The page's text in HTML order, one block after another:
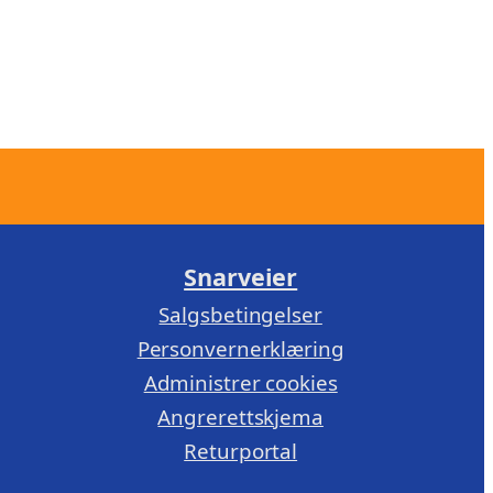
Snarveier
Salgsbetingelser
Personvernerklæring
Administrer cookies
Angrerettskjema
Returportal